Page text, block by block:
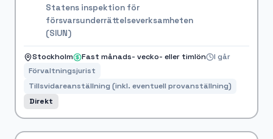
Statens inspektion för
försvarsunderrättelseverksamheten
(SIUN)
Stockholm Fast månads- vecko- eller timlön
I går
Förvaltningsjurist
Tillsvidareanställning (inkl. eventuell provanställning)
Direkt